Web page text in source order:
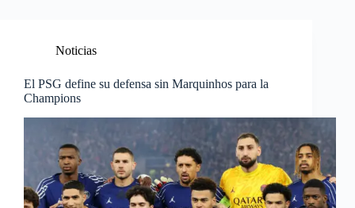
Noticias
El PSG define su defensa sin Marquinhos para la
Champions